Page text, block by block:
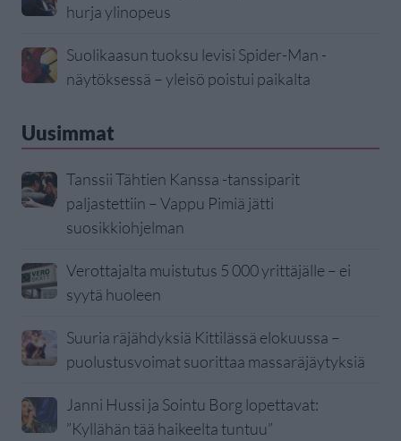
hurja ylinopeus
Suolikaasun tuoksu levisi Spider-Man -
näytöksessä – yleisö poistui paikalta
Uusimmat
Tanssii Tähtien Kanssa -tanssiparit
paljastettiin – Vappu Pimiä jätti
suosikkiohjelman
Verottajalta muistutus 5 000 yrittäjälle – ei
syytä huoleen
Suuria räjähdyksiä Kittilässä elokuussa –
puolustusvoimat suorittaa massaräjäytyksiä
Janni Hussi ja Sointu Borg lopettavat:
”Kyllähän tää haikeelta tuntuu”